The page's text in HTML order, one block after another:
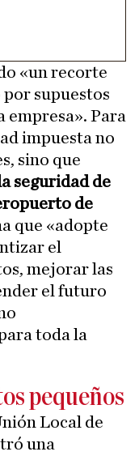
«un recorte
supuestos
empresa». Para
impuesta no
sino que
seguridad de
de
que «adopte
el
mejorar las
el futuro
toda la
pequeños
Local de
una